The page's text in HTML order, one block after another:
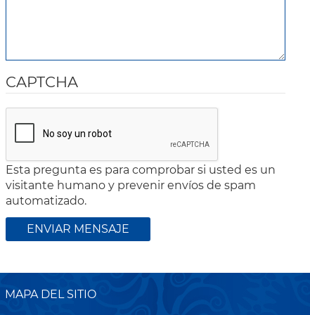
CAPTCHA
Esta pregunta es para comprobar si usted es un
visitante humano y prevenir envíos de spam
automatizado.
MAPA DEL SITIO